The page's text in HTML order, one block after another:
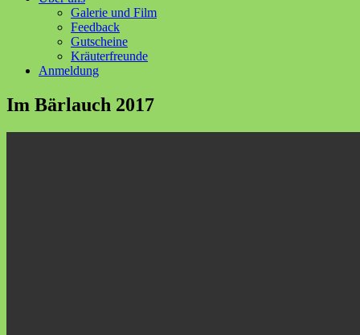
Galerie und Film
Feedback
Gutscheine
Kräuterfreunde
Anmeldung
Im Bärlauch 2017